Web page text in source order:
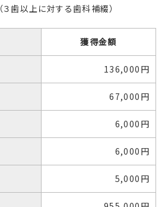
３歯以上に対する歯科補綴）
獲得金額
136,000円
67,000円
6,000円
6,000円
5,000円